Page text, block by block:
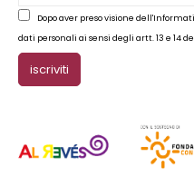
Dopo aver preso visione
dati personali ai sensi degli artt. 13 e 14 del